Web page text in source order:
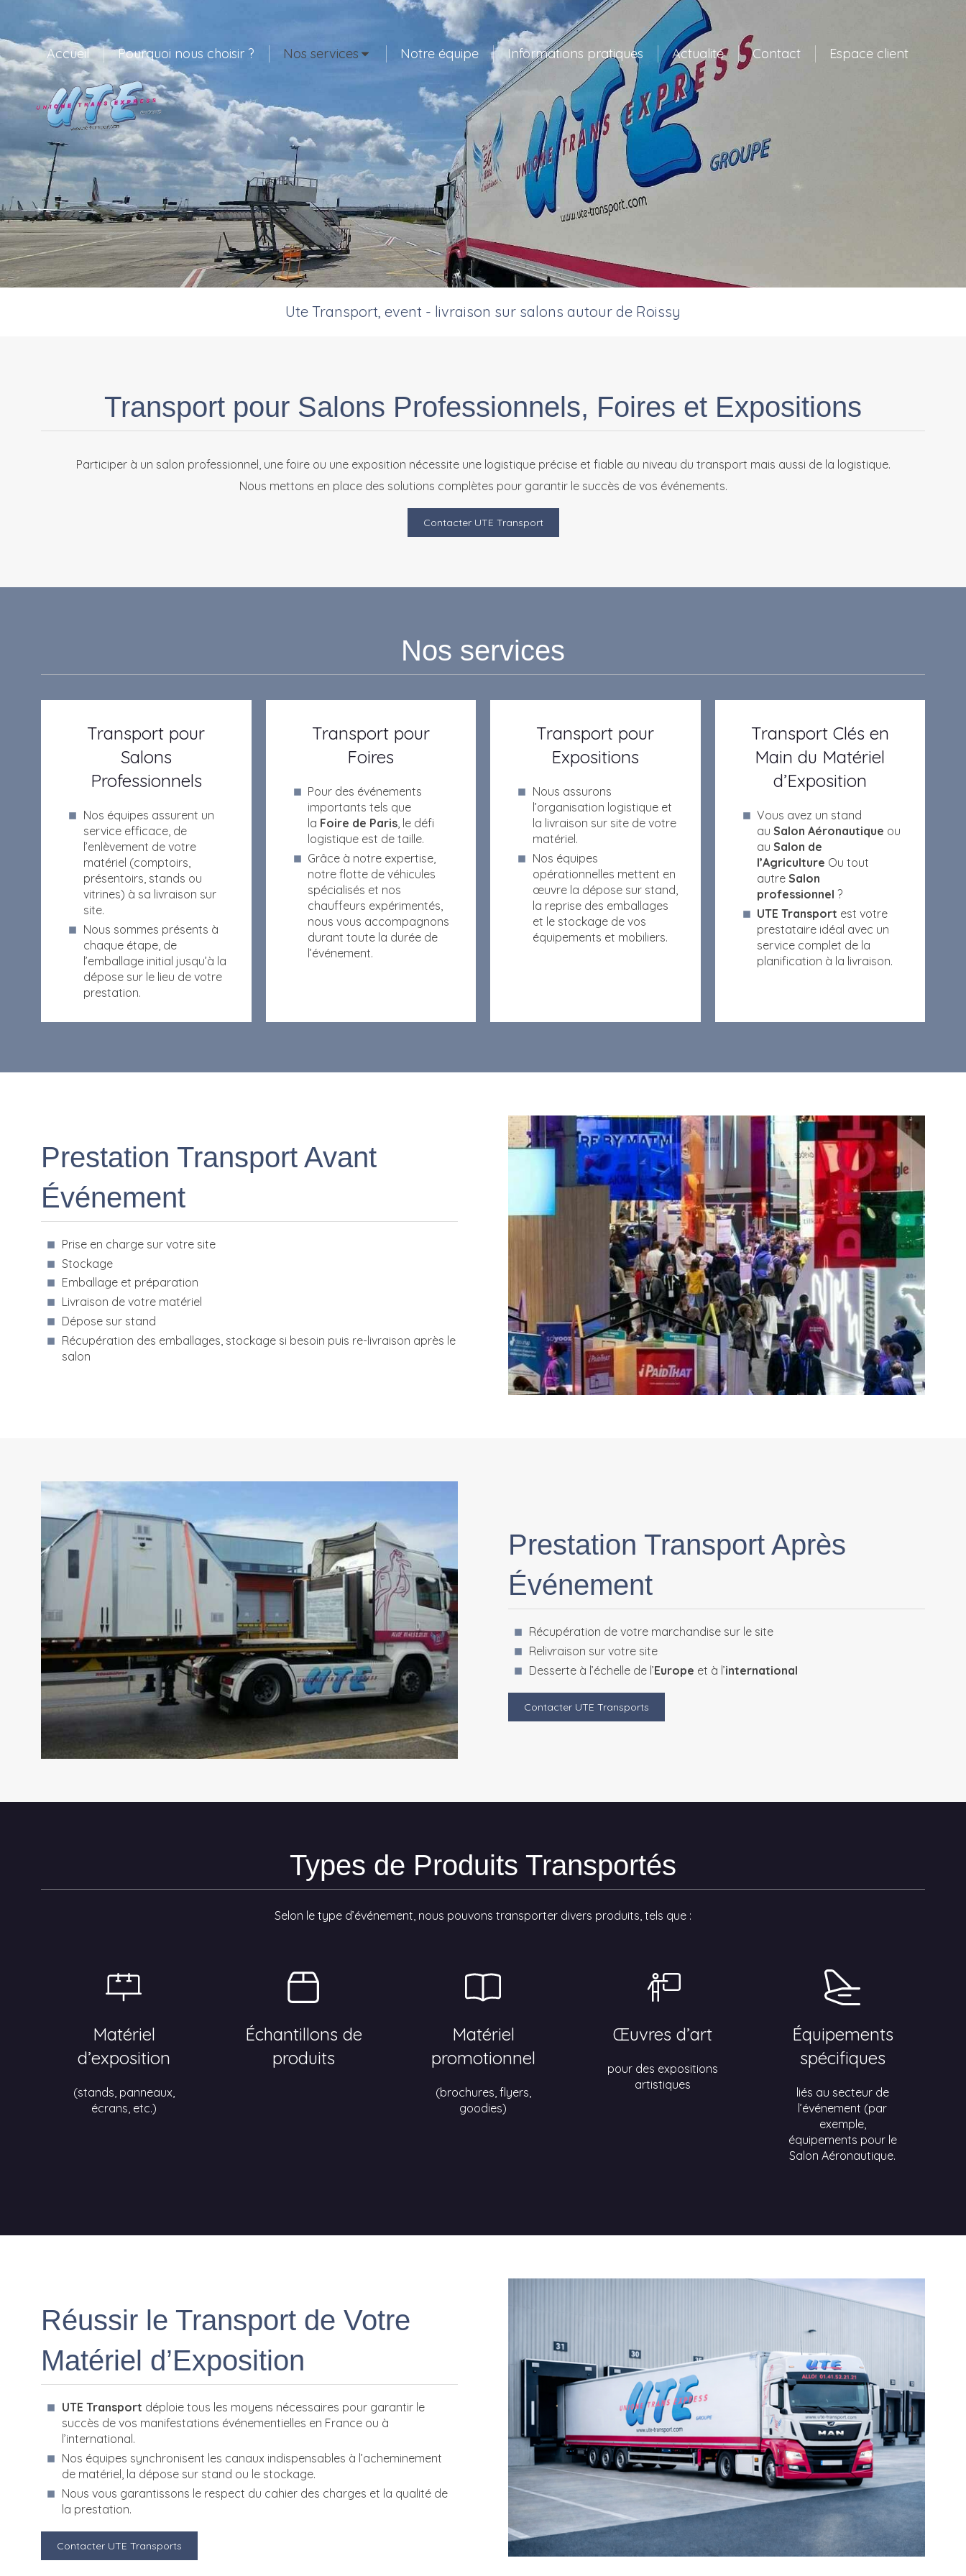
Accueil Pourquoi nous choisir ? Nos services Notre équipe Informations pratiques Actualité Contact Espace client
Ute Transport, event - livraison sur salons autour de Roissy
Transport pour Salons Professionnels, Foires et Expositions
Participer à un salon professionnel, une foire ou une exposition nécessite une logistique précise et fiable au niveau du transport mais aussi de la logistique.
Nous mettons en place des solutions complètes pour garantir le succès de vos événements.
Contacter UTE Transport
Nos services
Transport pour
Salons
Professionnels
Nos équipes assurent un
service efficace, de
l’enlèvement de votre
matériel (comptoirs,
présentoirs, stands ou
vitrines) à sa livraison sur
site.
Nous sommes présents à
chaque étape, de
l’emballage initial jusqu’à la
dépose sur le lieu de votre
prestation.
Transport pour
Foires
Pour des événements
importants tels que
la Foire de Paris, le défi
logistique est de taille.
Grâce à notre expertise,
notre flotte de véhicules
spécialisés et nos
chauffeurs expérimentés,
nous vous accompagnons
durant toute la durée de
l’événement.
Transport pour
Expositions
Nous assurons
l’organisation logistique et
la livraison sur site de votre
matériel.
Nos équipes
opérationnelles mettent en
œuvre la dépose sur stand,
la reprise des emballages
et le stockage de vos
équipements et mobiliers.
Transport Clés en
Main du Matériel
d’Exposition
Vous avez un stand
auSalon Aéronautique ou
auSalon de
l’Agriculture Ou tout
autreSalon
professionnel ?
UTE Transport est votre
prestataire idéal avec un
service complet de la
planification à la livraison.
Prestation Transport Avant
Événement
Prise en charge sur votre site
Stockage
Emballage et préparation
Livraison de votre matériel
Dépose sur stand
Récupération des emballages, stockage si besoin puis re-livraison après le
salon
Prestation Transport Après
Événement
Récupération de votre marchandise sur le site
Relivraison sur votre site
Desserte à l’échelle de l’Europe et à l’international
Contacter UTE Transports
Types de Produits Transportés
Selon le type d’événement, nous pouvons transporter divers produits, tels que :
Matériel
d’exposition
(stands, panneaux,
écrans, etc.)
Échantillons de
produits
Matériel
promotionnel
(brochures, flyers,
goodies)
Œuvres d’art
pour des expositions
artistiques
Équipements
spécifiques
liés au secteur de
l’événement (par
exemple,
équipements pour le
Salon Aéronautique.
Réussir le Transport de Votre
Matériel d’Exposition
UTE Transport déploie tous les moyens nécessaires pour garantir le
succès de vos manifestations événementielles en France ou à
l’international.
Nos équipes synchronisent les canaux indispensables à l’acheminement
de matériel, la dépose sur stand ou le stockage.
Nous vous garantissons le respect du cahier des charges et la qualité de
la prestation.
Contacter UTE Transports